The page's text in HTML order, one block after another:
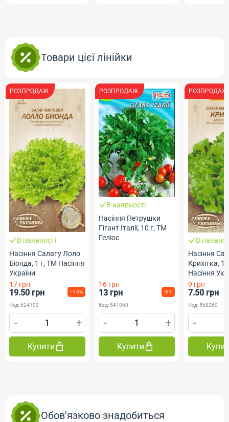
Товари цієї лінійки
РОЗПРОДАЖ
В наявності
Насіння Салату Лоло
Біонда, 1 г, ТМ Насіння
України
17 грн
19.50 грн --14%
Код: 624100
- +
Купити
РОЗПРОДАЖ
В наявності
Насіння Петрушки
Гігант Італії, 10 г, ТМ
Геліос
16 грн
13 грн -6%
Код: 541060
- +
Купити
РОЗПРОДАЖ
В
Насіння
Крихітка, 1
Насіння
9 грн
7.50 грн
Код: 568260
-
Обов'язково знадобиться